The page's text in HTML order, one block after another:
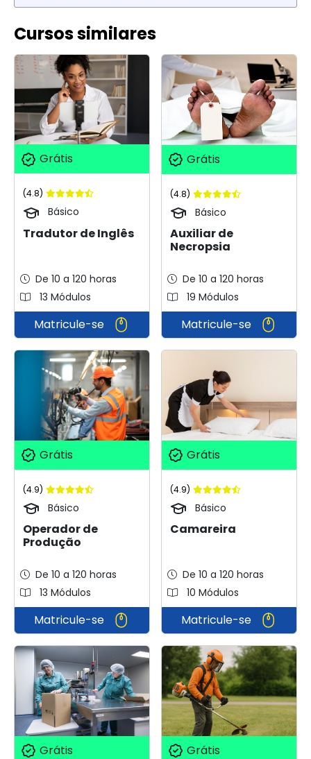
Cursos similares
Grátis
(4.8)
Básico
Tradutor de Inglês
De 10 a 120 horas
13 Módulos
Matricule-se
Grátis
(4.8)
Básico
Auxiliar de
Necropsia
De 10 a 120 horas
19 Módulos
Matricule-se
Grátis
(4.9)
Básico
Operador de
Produção
De 10 a 120 horas
13 Módulos
Matricule-se
Grátis
(4.9)
Básico
Camareira
De 10 a 120 horas
10 Módulos
Matricule-se
Grátis Grátis